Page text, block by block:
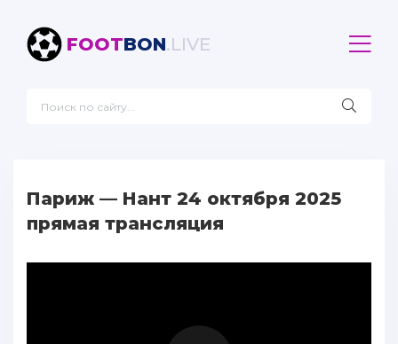
FOOTBON.LIVE
Париж — Нант 24 октября 2025
прямая трансляция